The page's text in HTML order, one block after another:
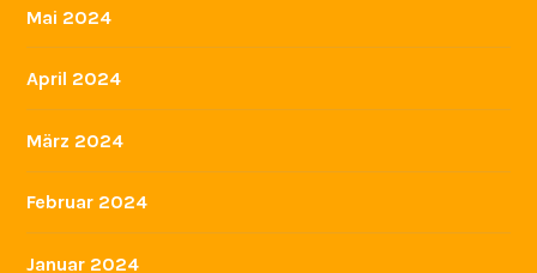
Mai 2024
April 2024
März 2024
Februar 2024
Januar 2024